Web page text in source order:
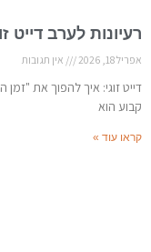
רעיונות לערב דייט
אפריל 18, 2026 אין תגובות
דייט זוגי: איך להפוך את "זמן
קבוע הוא
קראו עוד »